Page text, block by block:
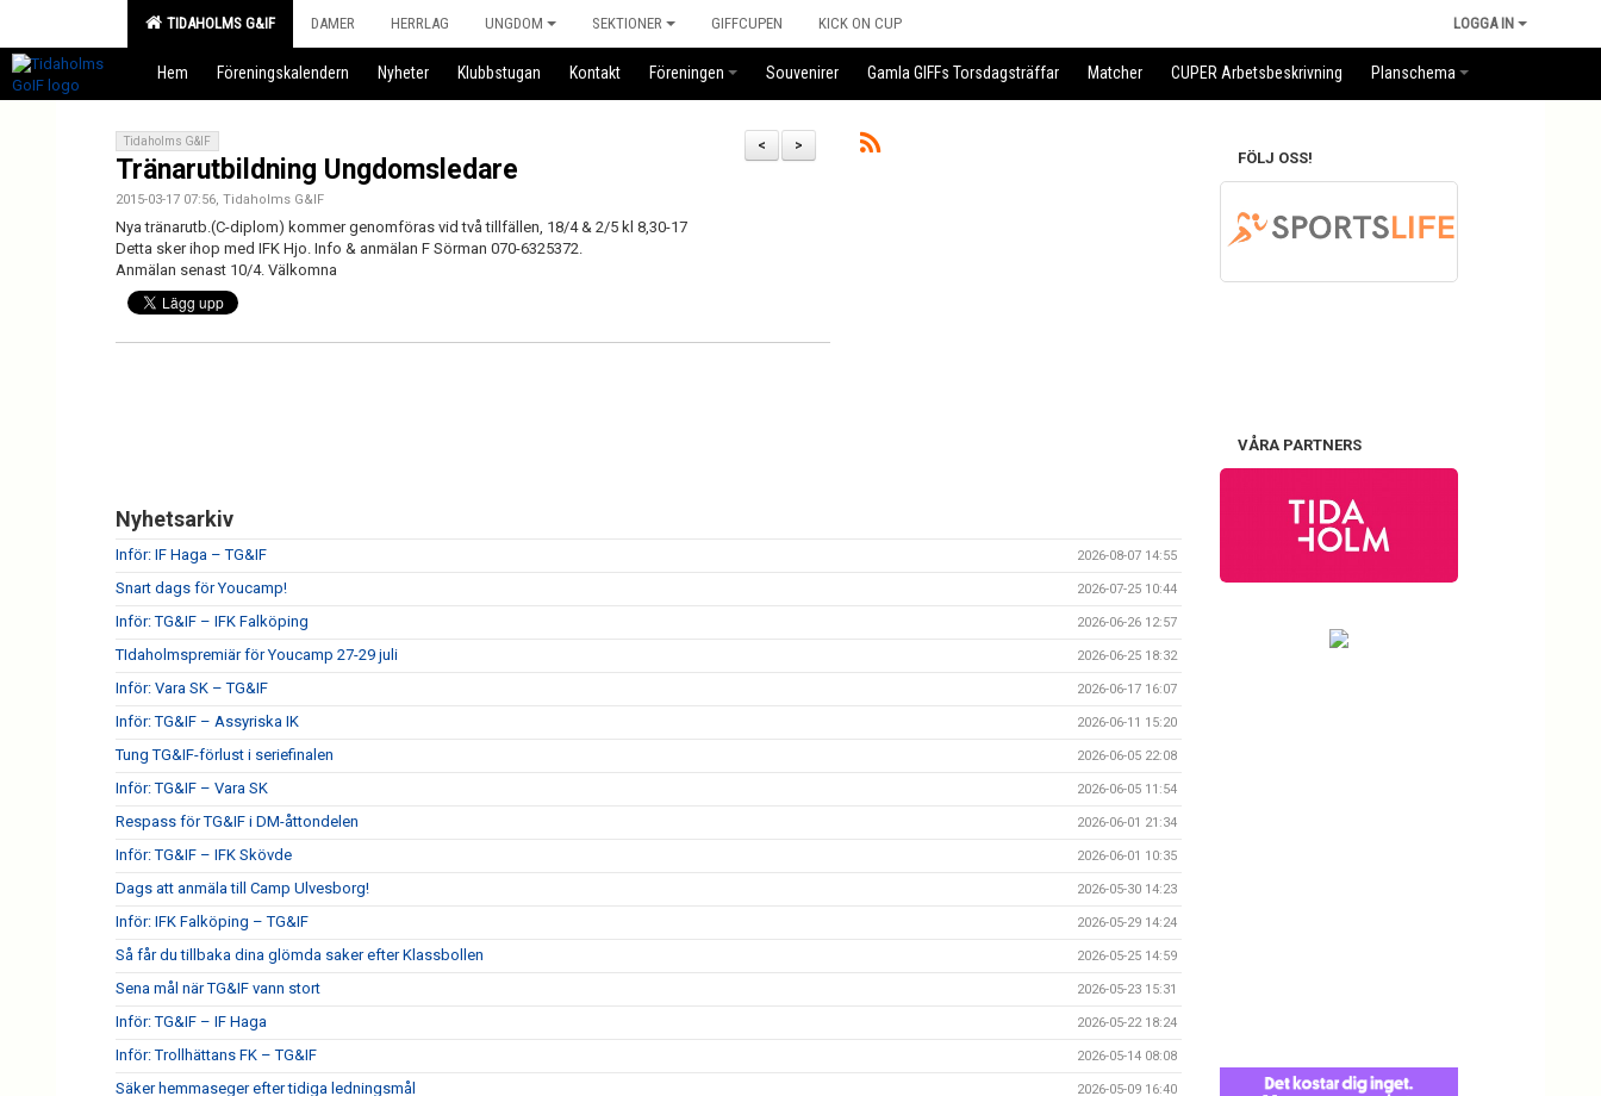
TIDAHOLMS G&IF DAMER HERRLAG UNGDOM SEKTIONER GIFFCUPEN KICK ON CUP LOGGA IN
Hem Föreningskalendern Nyheter Klubbstugan Kontakt Föreningen Souvenirer Gamla GIFFs Torsdagsträffar Matcher CUPER Arbetsbeskrivning Planschema
>
<
Tidaholms G&IF
Tränarutbildning Ungdomsledare
2015-03-17 07:56, Tidaholms G&IF
Nya tränarutb.(C-diplom) kommer genomföras vid två tillfällen, 18/4 & 2/5 kl 8,30-17
Detta sker ihop med IFK Hjo. Info & anmälan F Sörman 070-6325372.
Anmälan senast 10/4. Välkomna
Nyhetsarkiv
Inför: IF Haga – TG&IF 2026-08-07 14:55
Snart dags för Youcamp! 2026-07-25 10:44
Inför: TG&IF – IFK Falköping 2026-06-26 12:57
TIdaholmspremiär för Youcamp 27-29 juli 2026-06-25 18:32
Inför: Vara SK – TG&IF 2026-06-17 16:07
Inför: TG&IF – Assyriska IK 2026-06-11 15:20
Tung TG&IF-förlust i seriefinalen 2026-06-05 22:08
Inför: TG&IF – Vara SK 2026-06-05 11:54
Respass för TG&IF i DM-åttondelen 2026-06-01 21:34
Inför: TG&IF – IFK Skövde 2026-06-01 10:35
Dags att anmäla till Camp Ulvesborg! 2026-05-30 14:23
Inför: IFK Falköping – TG&IF 2026-05-29 14:24
Så får du tillbaka dina glömda saker efter Klassbollen 2026-05-25 14:59
Sena mål när TG&IF vann stort 2026-05-23 15:31
Inför: TG&IF – IF Haga 2026-05-22 18:24
Inför: Trollhättans FK – TG&IF 2026-05-14 08:08
Säker hemmaseger efter tidiga ledningsmål 2026-05-09 16:40
FÖLJ OSS!
VÅRA PARTNERS